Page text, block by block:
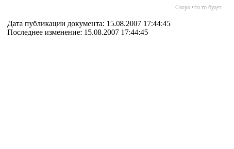
Скоро что то будет...
Дата публикации документа: 15.08.2007 17:44:45
Последнее изменение: 15.08.2007 17:44:45